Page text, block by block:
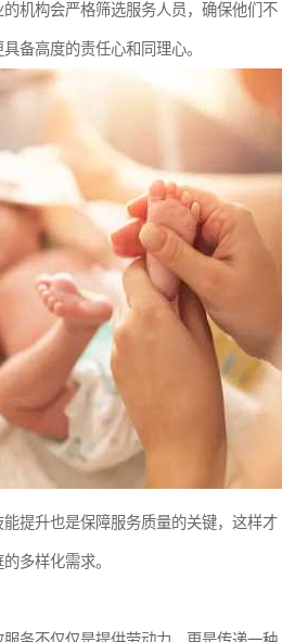
机构会严格筛选服务人员，确保他们不
备高度的责任心和同理心。
提升也是保障服务质量的关键，这样才
多样化需求。